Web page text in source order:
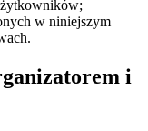
w niniejszym
i